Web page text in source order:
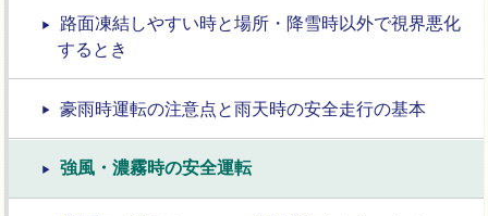
路面凍結しやすい時と場所・降雪時以外で視界悪化
するとき
豪雨時運転の注意点と雨天時の安全走行の基本
強風・濃霧時の安全運転